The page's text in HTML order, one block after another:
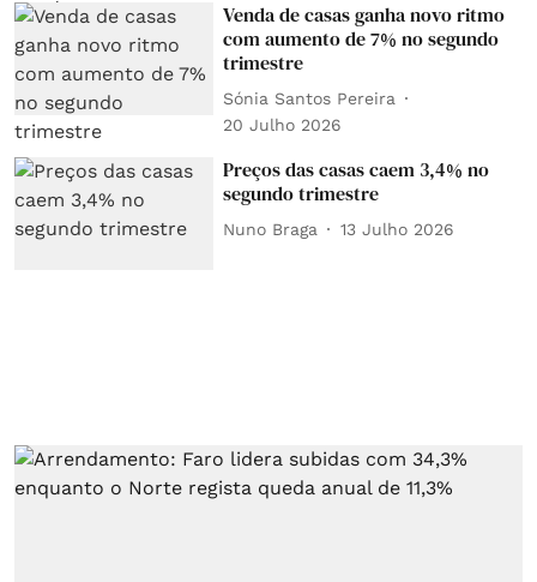
Venda de casas ganha novo ritmo
com aumento de 7% no segundo
trimestre
Sónia Santos Pereira
20 Julho 2026
Preços das casas caem 3,4% no
segundo trimestre
Nuno Braga 13 Julho 2026